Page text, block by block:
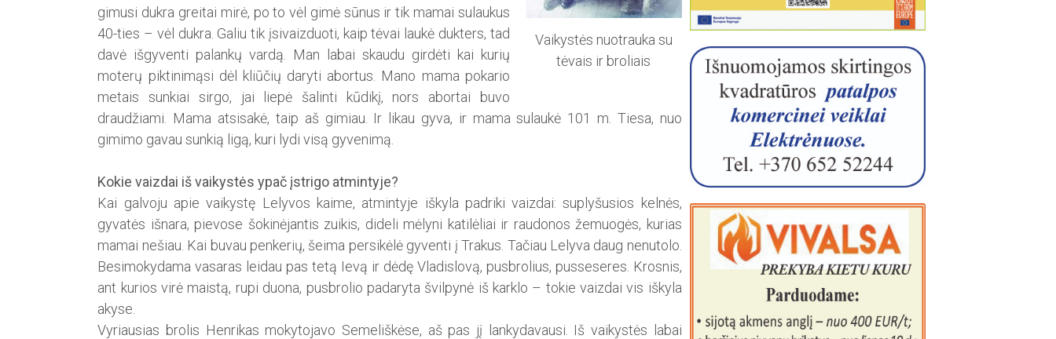
Vaikystės nuotrauka su
tėvais ir broliais
gimusi dukra greitai mirė, po to vėl gimė sūnus ir tik mamai sulaukus
40-ties – vėl dukra. Galiu tik įsivaizduoti, kaip tėvai laukė dukters, tad
davė išgyventi palankų vardą. Man labai skaudu girdėti kai kurių
moterų piktinimąsi dėl kliūčių daryti abortus. Mano mama pokario
metais sunkiai sirgo, jai liepė šalinti kūdikį, nors abortai buvo
draudžiami. Mama atsisakė, taip aš gimiau. Ir likau gyva, ir mama sulaukė 101 m. Tiesa, nuo
gimimo gavau sunkią ligą, kuri lydi visą gyvenimą.
Kokie vaizdai iš vaikystės ypač įstrigo atmintyje?
Kai galvoju apie vaikystę Lelyvos kaime, atmintyje iškyla padriki vaizdai: suplyšusios kelnės,
gyvatės išnara, pievose šokinėjantis zuikis, dideli mėlyni katilėliai ir raudonos žemuogės, kurias
mamai nešiau. Kai buvau penkerių, šeima persikėlė gyventi į Trakus. Tačiau Lelyva daug nenutolo.
Besimokydama vasaras ­leidau pas tetą Ievą ir dėdę Vladislovą, pusbrolius, pusseseres. Krosnis,
ant kurios virė maistą, rupi duona, pusbrolio padaryta švilpynė iš karklo – tokie vaizdai vis iškyla
akyse.
Vyriausias brolis Henrikas mokytojavo Semeliškėse, aš pas jį lankydavausi. Iš vaikystės labai